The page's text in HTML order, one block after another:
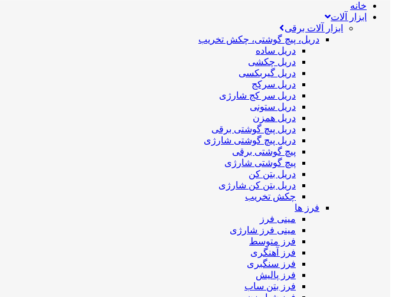
خانه
ابزار آلات
ابزار آلات برقی
دریل، پیچ گوشتی، چکش تخریب
دریل ساده
دریل چکشی
دریل گیربکسی
دریل سرکج
دریل سر کج شارژی
دریل ستونی
دریل همزن
دریل پیچ گوشتی برقی
دریل پیچ گوشتی شارژی
پیچ گوشتی برقی
پیچ گوشتی شارژی
دریل بتن کن
دریل بتن کن شارژی
چکش تخریب
فرز ها
مینی فرز
مینی فرز شارژی
فرز متوسط
فرز آهنگری
فرز سنگبری
فرز پالیش
فرز بتن ساب